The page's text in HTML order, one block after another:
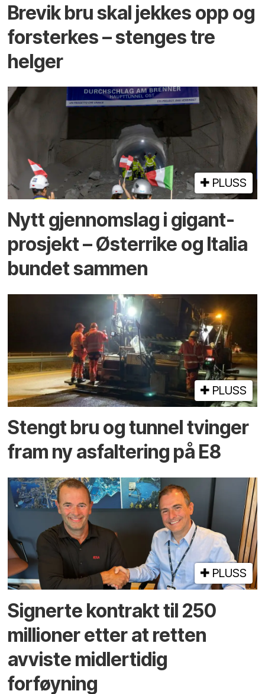
Brevik bru skal jekkes opp og
forsterkes – stenges tre
helger
PLUSS
Nytt gjennomslag i gigant­
prosjekt – Østerrike og Italia
bundet sammen
PLUSS
Stengt bru og tunnel tvinger
fram ny asfaltering på E8
PLUSS
Signerte kontrakt til 250
millioner etter at retten
avviste midlertidig
forføyning